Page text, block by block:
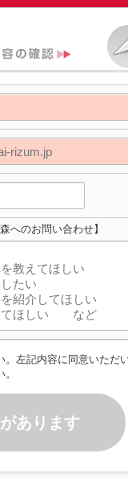
へのお問い合わせ】
。左記内容に同意いただ
あります